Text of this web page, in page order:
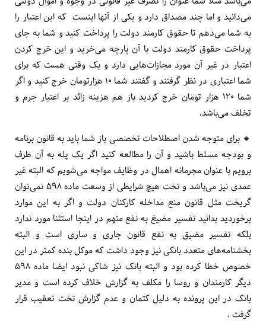
می‌دانید و اما چند مصداق دارد و یکی از آنها اینست که این اعتبار را
به شما می‌دهم تا حقوق کارمند دولت را پرداخت کنید و شما به جای
پرداخت حقوق کارمند دولت با آن پارچه می‌خرید و این خرج کردن
اعتبار در غیر آن مورد مجازات‌هایی دارد و یک وقتی هست که برای
شما اعتباری در نظر گرفتند و گفتند شما ۱۰ هزارتومان خرج کنید و اگر
شما ۱۲۰ هزار تومان خرج کردید باز هم هزینه زائد بر اعتبار جرم و
تخلف می‌باشد.
🔸️ برای متوجه شدن اصطلاحات تخصصی باز شما باید به قانون برنامه
و بودجه مسلط باشید و آن را مطالعه کنید اگر یک پله به آن طرف
برویم با عنوان مجرمانه اهمال در وظایف مواجه می‌شویم که البته غیر
عمدی نیز می‌باشد و تخت هیچ شرایطی از وسعت ماده ۵۹۸ نمی‌توان
گریخت مثل قانون منع مداخله کارکنان دولت و اگر به این موارد
برخوردید بدانید تفسیر مضیغ به نفع متهم در اینجا استثنا مورد ندارد
بلکه تفسیر مضیق به نفع قانون جاری و ساری است و البته
بخشنامه‌های متعدد بانکی نیز وجود داشت که موکل بنده کمتر در این
خصوص خطا کرده بود و البته بانک نیز شاکی نبود ایضا ماده ۵۹۸
دیگر کارمندان و روسا را مکلف به گزارش خلاف کرده است و مدیر
بانک در این پرونده به دلیل کتمان و عدم گزارش تخت تعقیب قرار
گرفت .